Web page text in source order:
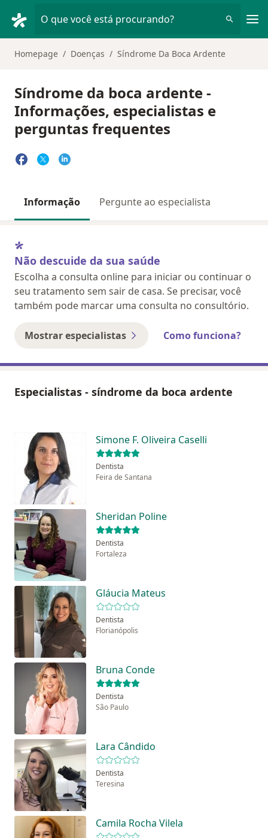
O que você está procurando?
Homepage Doenças Síndrome Da Boca Ardente
Síndrome da boca ardente -
Informações, especialistas e
perguntas frequentes
Informação Pergunte ao especialista
Não descuide da sua saúde
Escolha a consulta online para iniciar ou continuar o
seu tratamento sem sair de casa. Se precisar, você
também pode marcar uma consulta no consultório.
Mostrar especialistas Como funciona?
Especialistas - síndrome da boca ardente
Simone F. Oliveira Caselli
Dentista
Feira de Santana
Sheridan Poline
Dentista
Fortaleza
Gláucia Mateus
Dentista
Florianópolis
Bruna Conde
Dentista
São Paulo
Lara Cândido
Dentista
Teresina
Camila Rocha Vilela